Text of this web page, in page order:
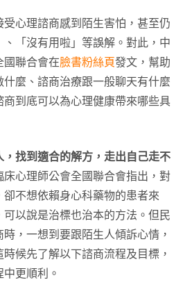
心理諮商感到陌生害怕，甚至仍
「沒有用啦」等誤解。對此，中
國聯合會在臉書粉絲頁發文，幫助
什麼、諮商治療跟一般聊天有什麼
到底可以為心理健康帶來哪些具
，找到適合的解方，走出自己走不
床心理師公會全國聯合會指出，對
不想依賴身心科藥物的患者來
以說是治標也治本的方法。但民
，一想到要跟陌生人傾訴心情，
候先了解以下諮商流程及目標，
更順利。